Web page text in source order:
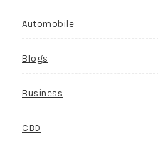
Automobile
Blogs
Business
CBD